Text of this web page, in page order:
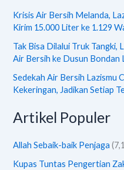
Krisis Air Bersih Melanda,
Kirim 15.000 Liter ke 1.129
Tak Bisa Dilalui Truk Tangki,
Air Bersih ke Dusun Bondan
Sedekah Air Bersih Lazismu
Kekeringan, Jadikan Setiap
Artikel Populer
Allah Sebaik-baik Penjaga
Kupas Tuntas Pengertian